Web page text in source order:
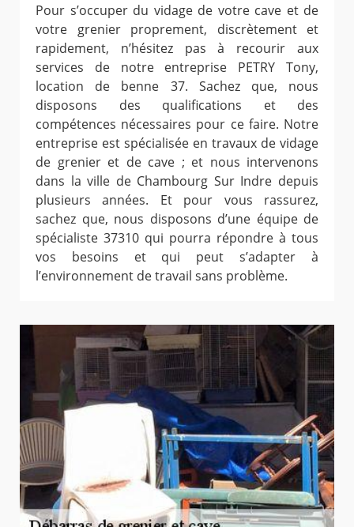
Pour s’occuper du vidage de votre cave et de
votre grenier proprement, discrètement et
rapidement, n’hésitez pas à recourir aux
services de notre entreprise PETRY Tony,
location de benne 37. Sachez que, nous
disposons des qualifications et des
compétences nécessaires pour ce faire. Notre
entreprise est spécialisée en travaux de vidage
de grenier et de cave ; et nous intervenons
dans la ville de Chambourg Sur Indre depuis
plusieurs années. Et pour vous rassurez,
sachez que, nous disposons d’une équipe de
spécialiste 37310 qui pourra répondre à tous
vos besoins et qui peut s’adapter à
l’environnement de travail sans problème.